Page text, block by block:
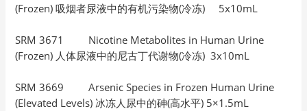
(Frozen) 吸烟者尿液中的有机污染物(冷冻) 5x10mL
SRM 3671 Nicotine Metabolites in Human Urine
(Frozen) 人体尿液中的尼古丁代谢物(冷冻) 3x10mL
SRM 3669 Arsenic Species in Frozen Human Urine
(Elevated Levels) 冰冻人尿中的砷(高水平) 5×1.5mL